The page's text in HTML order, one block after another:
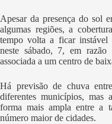
Apesar da presença do sol
algumas regiões, a
tempo volta a ficar
neste sábado, 7, em
associada a um centro de
Há previsão de chuva
diferentes municípios, mas
forma mais ampla entre a
número maior de cidades.